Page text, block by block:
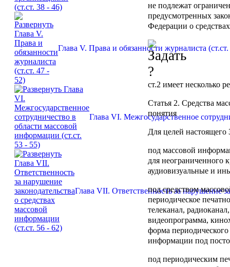
Глава V. Права и обязанности журналиста
Глава VI. Межгосударственное
Глава VII. Ответственность за нарушение
не подлежат
предусмотренных
Федерации о
ст.2 имеет несколько
Статья 2. Средства
понятия
Для целей настоящего
под массовой
для неограниченного
аудиовизуальные и
подсредством
периодическое
телеканал,
видеопрограмма,
форма
информации под
под периодическим